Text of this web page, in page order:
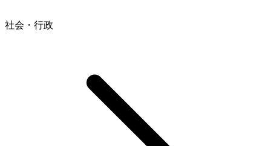
社会・行政